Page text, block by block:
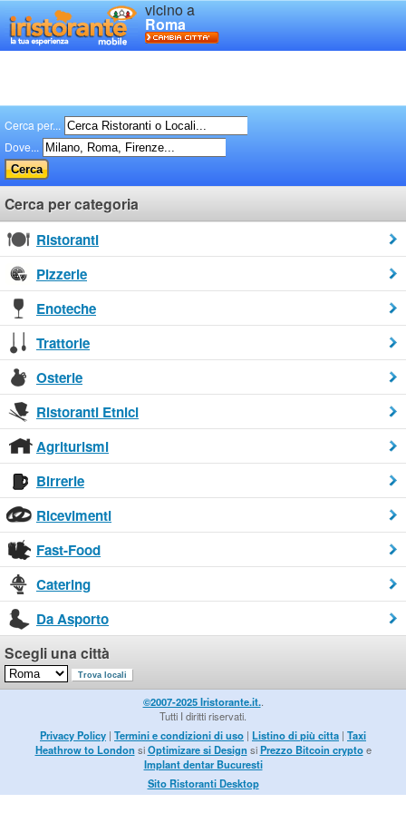
vicino a
Roma
Cerca per...
Dove...
Cerca per categoria
Ristoranti
Pizzerie
Enoteche
Trattorie
Osterie
Ristoranti Etnici
Agriturismi
Birrerie
Ricevimenti
Fast-Food
Catering
Da Asporto
Scegli una città
©2007-2025 Iristorante.it..
Tutti I diritti riservati.
Privacy Policy | Termini e condizioni di uso | Listino di più citta | Taxi
Heathrow to London siOptimizare si Design siPrezzo Bitcoin cryptoe
Implant dentar Bucuresti
Sito Ristoranti Desktop